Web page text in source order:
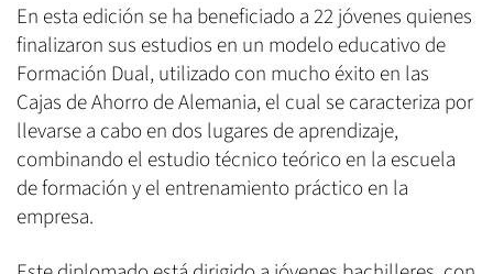
En esta edición se ha beneficiado a 22 jóvenes quienes
finalizaron sus estudios en un modelo educativo de
Formación Dual, utilizado con mucho éxito en las
Cajas de Ahorro de Alemania, el cual se caracteriza por
llevarse a cabo en dos lugares de aprendizaje,
combinando el estudio técnico teórico en la escuela
de formación y el entrenamiento práctico en la
empresa.